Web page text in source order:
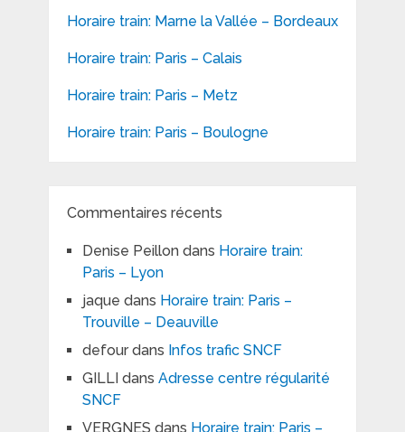
Horaire train: Marne la Vallée – Bordeaux
Horaire train: Paris – Calais
Horaire train: Paris – Metz
Horaire train: Paris – Boulogne
Commentaires récents
Denise Peillondans Horaire train:
Paris – Lyon
jaque dans Horaire train: Paris –
Trouville – Deauville
defourdans Infos trafic SNCF
GILLI dans Adresse centre régularité
SNCF
VERGNES dans Horaire train: Paris –